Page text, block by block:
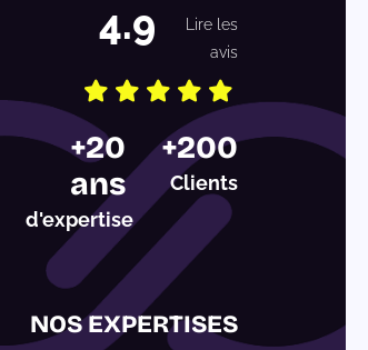
4.9
Lire les
avis
Etoile
1
2
Etoile
3
Etoile
4
Etoile
5
+20
ans
d'expertise
+200
Clients
NOS EXPERTISES